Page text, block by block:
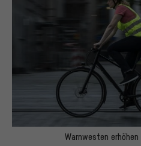
Warnwesten erhöhen